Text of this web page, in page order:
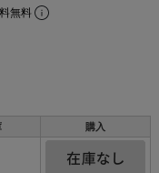
無料
購入